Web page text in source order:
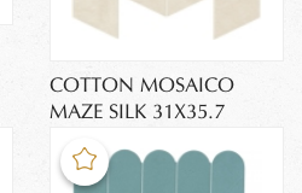
COTTON MOSAICO
MAZE SILK 31X35.7